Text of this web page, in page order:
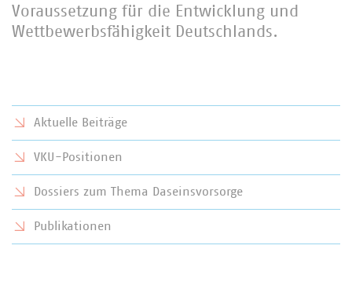
Voraussetzung für die Entwicklung und
Wettbewerbsfähigkeit Deutschlands.
Aktuelle Beiträge
VKU-Positionen
Dossiers zum Thema Daseinsvorsorge
Publikationen